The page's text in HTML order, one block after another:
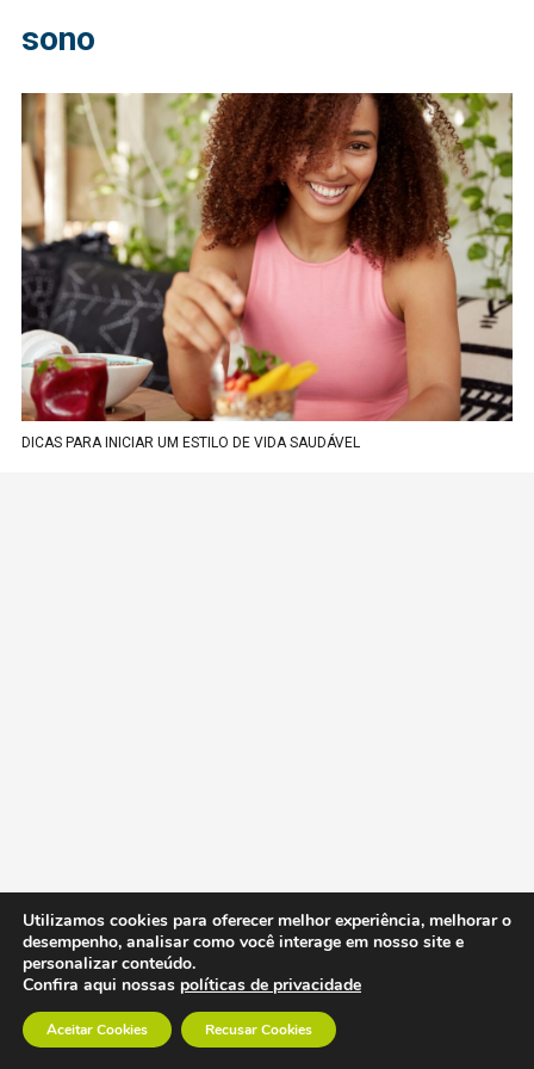
sono
DICAS PARA INICIAR UM ESTILO DE VIDA SAUDÁVEL
Utilizamos cookies para oferecer melhor experiência, melhorar o
desempenho, analisar como você interage em nosso site e
personalizar conteúdo.
Confira aqui nossas políticas de privacidade
Aceitar Cookies Recusar Cookies